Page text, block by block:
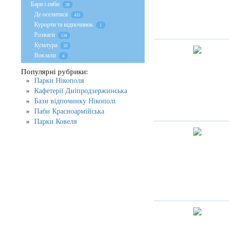
Бари і паби 38
Де оселитися 431
Курорти та відпочинок 1
Розваги 134
Культура 33
Вокзали 4
Популярні рубрики:
Парки Нікополя
Кафетерії Дніпродзержинська
Бази відпочинку Нікополі
Паби Красноармійська
Парки Ковеля